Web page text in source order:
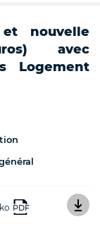
nouvelle
avec
Logement
PDF